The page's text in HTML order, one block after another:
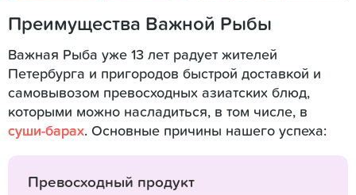
Преимущества Важной Рыбы
Важная Рыба уже 13 лет радует жителей
Петербурга и пригородов быстрой доставкой и
самовывозом превосходных азиатских блюд,
которыми можно насладиться, в том числе, в
суши-барах. Основные причины нашего успеха:
Превосходный продукт